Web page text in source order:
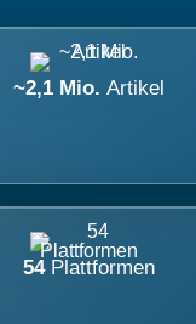
~2,1 Mio. Artikel
54 Plattformen